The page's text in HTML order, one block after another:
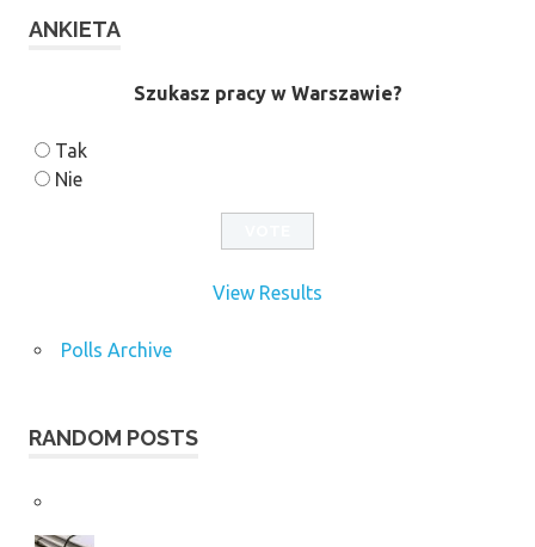
ANKIETA
Szukasz pracy w Warszawie?
Tak
Nie
View Results
Polls Archive
RANDOM POSTS